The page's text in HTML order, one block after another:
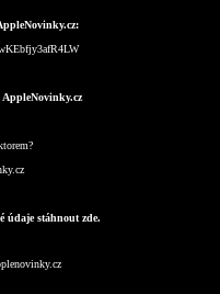
údaje stáhnout zde.